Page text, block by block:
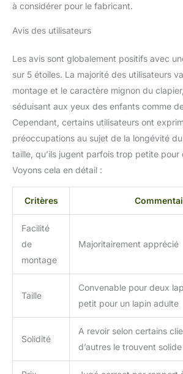
à considérer pour le fabricant.
Avis des utilisateurs
Les avis sont globalement positifs avec
sur 5 étoiles. La majorité des utilisateurs
montage et le caractère mignon du
séduisant aux yeux des enfants comme
Cependant, certains utilisateurs ont
préoccupations au sujet de la longévité
taille, qu’ils jugent parfois trop petite pour
Voyons cela en détail :
Critères
Facilité
de
montage
Majoritairement apprécié
Taille
Convenable pour deux
petit pour un lapin adulte
Solidité
A revoir selon certains
d’autres le trouvent